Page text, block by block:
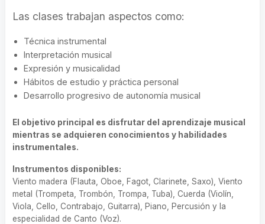
Las clases trabajan aspectos como:
Técnica instrumental
Interpretación musical
Expresión y musicalidad
Hábitos de estudio y práctica personal
Desarrollo progresivo de autonomía musical
El objetivo principal es disfrutar del aprendizaje musical
mientras se adquieren conocimientos y habilidades
instrumentales.
Instrumentos disponibles:
Viento madera (Flauta, Oboe, Fagot, Clarinete, Saxo), Viento
metal (Trompeta, Trombón, Trompa, Tuba), Cuerda (Violín,
Viola, Cello, Contrabajo, Guitarra), Piano, Percusión y la
especialidad de Canto (Voz).